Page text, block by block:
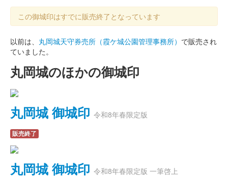
この御城印はすでに販売終了となっています
以前は、 丸岡城天守券売所（霞ケ城公園管理事務所） で販売され
ていました。
丸岡城のほかの御城印
丸岡城 御城印 令和8年春限定版
販売終了
丸岡城 御城印 令和8年春限定版 一筆啓上